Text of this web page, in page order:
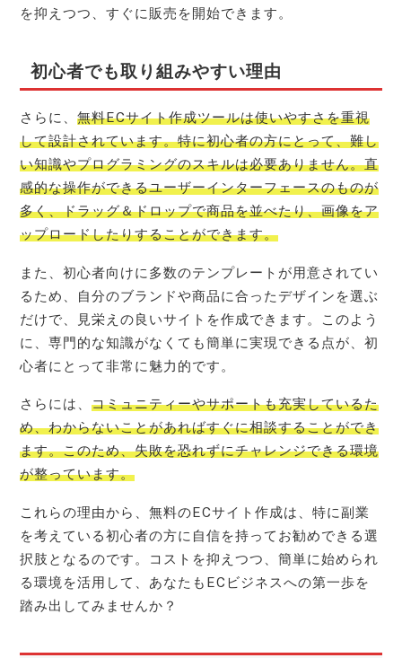
を抑えつつ、すぐに販売を開始できます。
初心者でも取り組みやすい理由
さらに、無料ECサイト作成ツールは使いやすさを重視
して設計されています。特に初心者の方にとって、難し
い知識やプログラミングのスキルは必要ありません。直
感的な操作ができるユーザーインターフェースのものが
多く、ドラッグ＆ドロップで商品を並べたり、画像をア
ップロードしたりすることができます。
また、初心者向けに多数のテンプレートが用意されてい
るため、自分のブランドや商品に合ったデザインを選ぶ
だけで、見栄えの良いサイトを作成できます。このよう
に、専門的な知識がなくても簡単に実現できる点が、初
心者にとって非常に魅力的です。
さらには、コミュニティーやサポートも充実しているた
め、わからないことがあればすぐに相談することができ
ます。このため、失敗を恐れずにチャレンジできる環境
が整っています。
これらの理由から、無料のECサイト作成は、特に副業
を考えている初心者の方に自信を持ってお勧めできる選
択肢となるのです。コストを抑えつつ、簡単に始められ
る環境を活用して、あなたもECビジネスへの第一歩を
踏み出してみませんか？